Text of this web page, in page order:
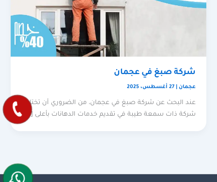
شركة صبغ في عجمان
عجمان |27 أغسطس، 2025
عند البحث عن شركة صبغ في عجمان، من الضروري أن تختار
شركة ذات سمعة طيبة في تقديم خدمات الدهانات بأعلى […]